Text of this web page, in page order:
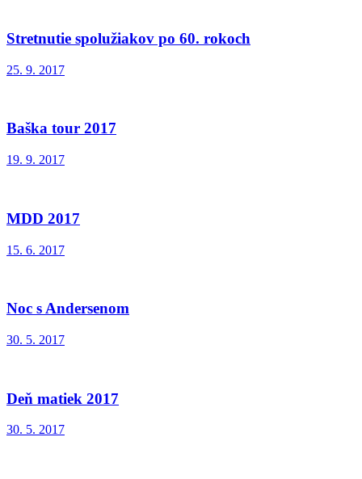
Stretnutie spolužiakov po 60. rokoch
25. 9. 2017
Baška tour 2017
19. 9. 2017
MDD 2017
15. 6. 2017
Noc s Andersenom
30. 5. 2017
Deň matiek 2017
30. 5. 2017